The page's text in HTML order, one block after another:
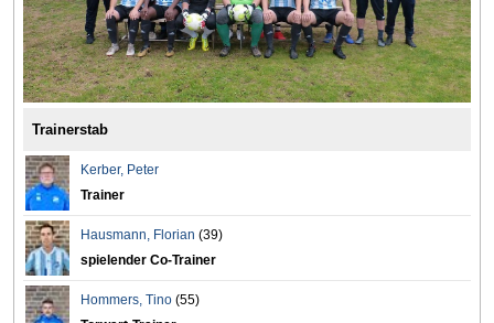
Trainerstab
Kerber, Peter
Trainer
Hausmann, Florian (39)
spielender Co-Trainer
Hommers, Tino (55)